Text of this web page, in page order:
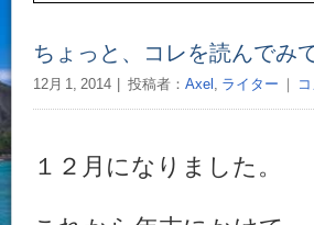
ちょっと、コレを読んでみ
12月 1, 2014 投稿者：Axel , ライター ｜
１２月になりました。